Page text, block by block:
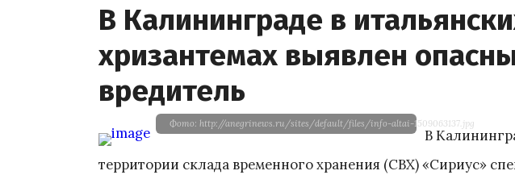
В Калининграде в
хризантемах выявлен
вредитель
Фото: http://anegrinews.ru/sites/default/files/info-altai-1509063137.jpg
В
территории склада временного хранения (СВХ) «Сириус»